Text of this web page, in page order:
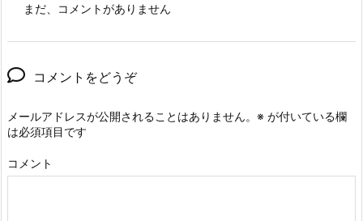
まだ、コメントがありません
コメントをどうぞ
メールアドレスが公開されることはありません。 ※ が付いている欄
は必須項目です
コメント